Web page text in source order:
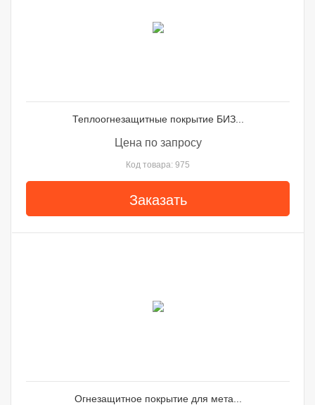
Теплоогнезащитные покрытие БИЗ...
Цена по запросу
Код товара: 975
Заказать
Огнезащитное покрытие для мета...